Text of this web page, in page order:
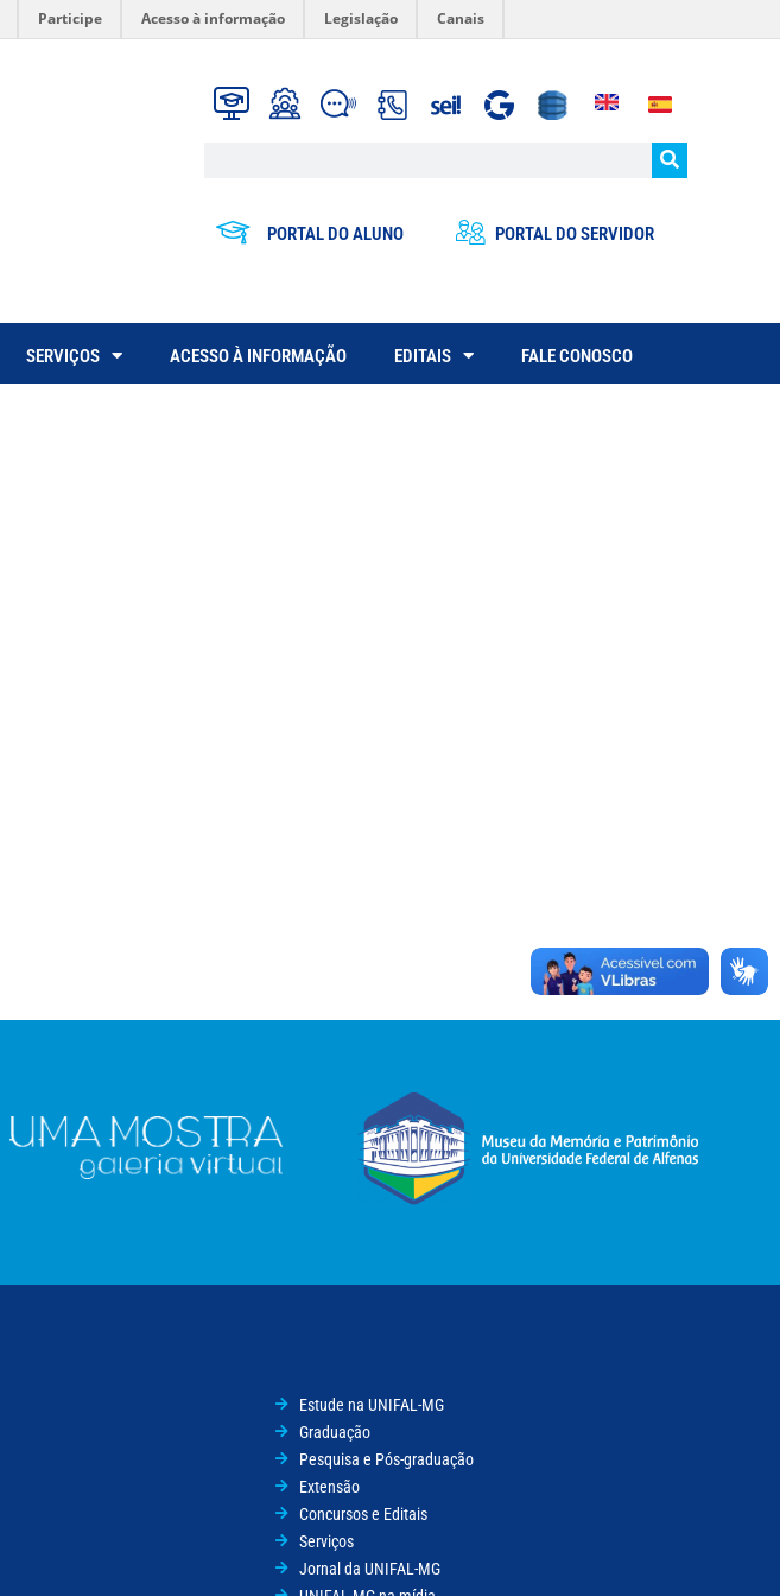
Participe Acesso à informação Legislação Canais
PORTAL DO ALUNO PORTAL DO SERVIDOR
SERVIÇOS ACESSO À INFORMAÇÃO EDITAIS FALE CONOSCO
Estude na UNIFAL-MG
Graduação
Pesquisa e Pós-graduação
Extensão
Concursos e Editais
Serviços
Jornal da UNIFAL-MG